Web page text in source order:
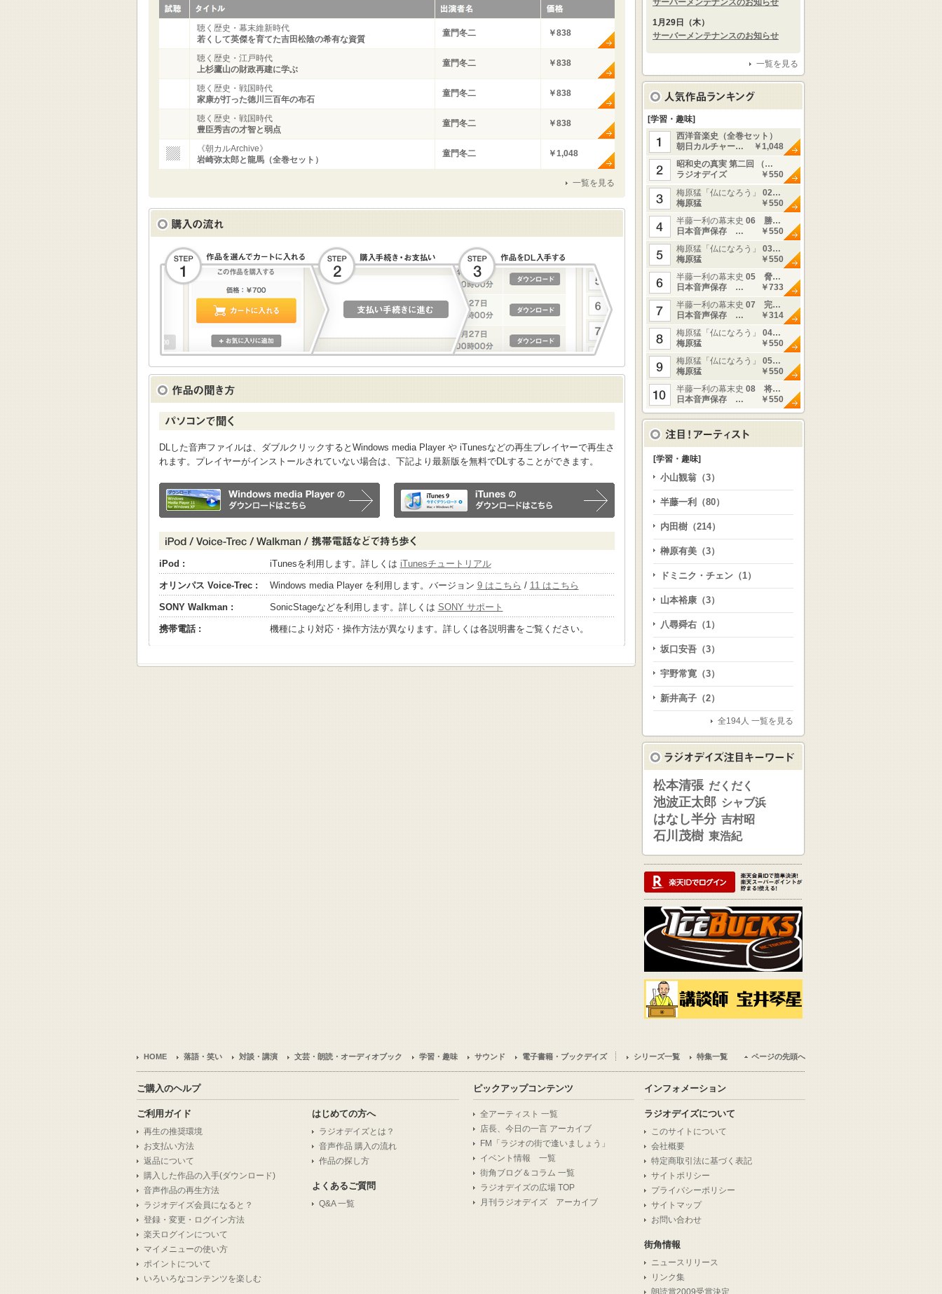
聴く歴史・幕末維新時代
若くして英傑を育てた吉田松陰の希有な資質
童門冬二 ￥838
聴く歴史・江戸時代
上杉鷹山の財政再建に学ぶ
童門冬二 ￥838
聴く歴史・戦国時代
家康が打った徳川三百年の布石
童門冬二 ￥838
聴く歴史・戦国時代
豊臣秀吉の才智と弱点
童門冬二 ￥838
《朝カルArchive》
岩崎弥太郎と龍馬（全巻セット）
童門冬二 ￥1,048
一覧を見る
DLした音声ファイルは、ダブルクリックするとWindows media Player や iTunesなどの再生プレイヤーで再生さ
れます。プレイヤーがインストールされていない場合は、下記より最新版を無料でDLすることができます。
iPod : iTunesを利用します。詳しくは iTunesチュートリアル
オリンパス Voice-Trec : Windows media Player を利用します。バージョン 9 はこちら / 11 はこちら
SONY Walkman : SonicStageなどを利用します。詳しくは SONY サポート
携帯電話 : 機種により対応・操作方法が異なります。詳しくは各説明書をご覧ください。
サーバーメンテナンスのお知らせ
1月29日（木）
サーバーメンテナンスのお知らせ
一覧を見る
[学習・趣味]
西洋音楽史（全巻セット）
朝日カルチャー…
￥1,048
昭和史の真実 第二回 （…
ラジオデイズ
￥550
梅原猛「仏になろう」
02…
梅原猛
￥550
半藤一利の幕末史 06 勝…
日本音声保存 …
￥550
梅原猛「仏になろう」
03…
梅原猛
￥550
半藤一利の幕末史 05 脅…
日本音声保存 …
￥733
半藤一利の幕末史 07 完…
日本音声保存 …
￥314
梅原猛「仏になろう」
04…
梅原猛
￥550
梅原猛「仏になろう」
05…
梅原猛
￥550
半藤一利の幕末史 08 将…
日本音声保存 …
￥550
[学習・趣味]
小山観翁（3）
半藤一利（80）
内田樹（214）
榊原有美（3）
ドミニク・チェン（1）
山本裕康（3）
八尋舜右（1）
坂口安吾（3）
宇野常寛（3）
新井高子（2）
全194人 一覧を見る
松本清張 だくだく
池波正太郎 シャブ浜
はなし半分 吉村昭
石川茂樹 東浩紀
HOME 落語・笑い 対談・講演 文芸・朗読・オーディオブック 学習・趣味 サウンド 電子書籍・ブックデイズ シリーズ一覧 特集一覧 ページの先頭へ
ご購入のヘルプ
ご利用ガイド
再生の推奨環境
お支払い方法
返品について
購入した作品の入手(ダウンロード)
音声作品の再生方法
ラジオデイズ会員になると？
登録・変更・ログイン方法
楽天ログインについて
マイメニューの使い方
ポイントについて
いろいろなコンテンツを楽しむ
はじめての方へ
ラジオデイズとは？
音声作品 購入の流れ
作品の探し方
よくあるご質問
Q&A 一覧
ピックアップコンテンツ
全アーティスト 一覧
店長、今日の一言 アーカイブ
FM「ラジオの街で逢いましょう」
イベント情報 一覧
街角ブログ＆コラム 一覧
ラジオデイズの広場 TOP
月刊ラジオデイズ アーカイブ
インフォメーション
ラジオデイズについて
このサイトについて
会社概要
特定商取引法に基づく表記
サイトポリシー
プライバシーポリシー
サイトマップ
お問い合わせ
街角情報
ニュースリリース
リンク集